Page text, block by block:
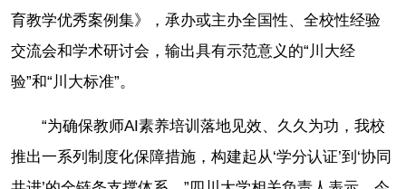
育教学优秀案例集》，承办或主办全国性、全校性经验
交流会和学术研讨会，输出具有示范意义的“川大经
验”和“川大标准”。
“为确保教师AI素养培训落地见效、久久为功，我校
推出一系列制度化保障措施，构建起从‘学分认证’到‘协同